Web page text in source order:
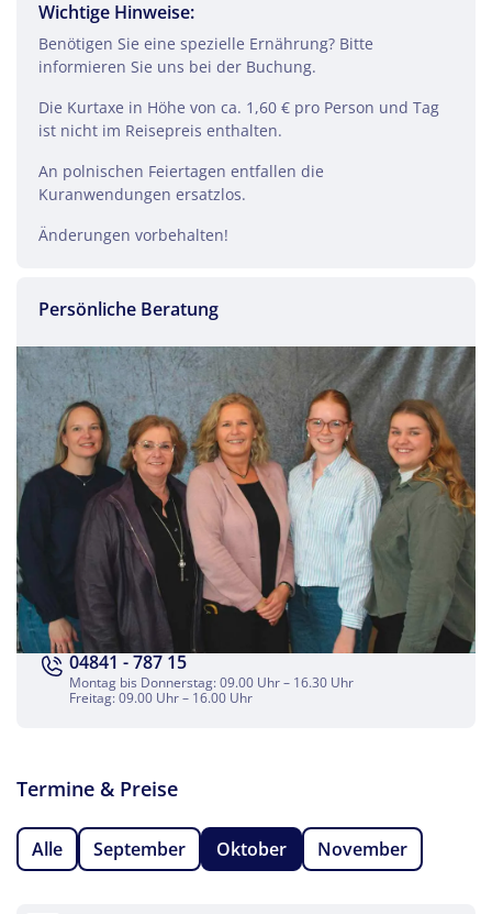
Teile diese Reise
Facebook
Twitter
WhatsApp
Telegram
per E-Mail senden
Link kopieren
Wichtige Hinweise:
Benötigen Sie eine spezielle Ernährung? Bitte
informieren Sie uns bei der Buchung.
Die Kurtaxe in Höhe von ca. 1,60 € pro Person und Tag
ist nicht im Reisepreis enthalten.
An polnischen Feiertagen entfallen die
Kuranwendungen ersatzlos.
Änderungen vorbehalten!
Persönliche Beratung
04841 - 787 15
Montag bis Donnerstag: 09.00 Uhr – 16.30 Uhr
Freitag: 09.00 Uhr – 16.00 Uhr
Termine & Preise
Alle September Oktober November